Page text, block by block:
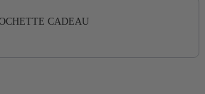
buttons to navigate through product
CADEAU